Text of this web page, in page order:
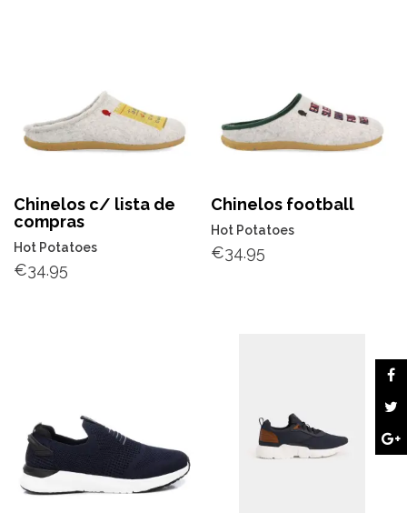
Chinelos c/ lista de
compras
Hot Potatoes
€34.95
Chinelos football
Hot Potatoes
€34.95